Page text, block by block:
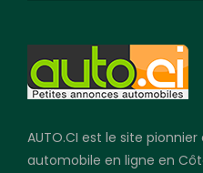
AUTO.CI est le site
automobile en ligne en